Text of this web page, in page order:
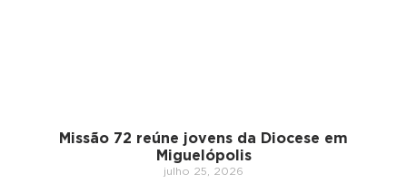
Missão 72 reúne jovens da Diocese em
Miguelópolis
julho 25, 2026